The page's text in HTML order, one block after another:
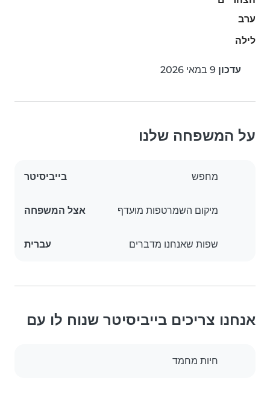
ערב
לילה
עדכון
על המשפחה שלנו
מחפש בייביסיטר
מיקום השמרטפות מועדף אצל המשפחה
שפות שאנחנו מדברים עברית
אנחנו צריכים בייביסיטר שנוח לו עם
חיות מחמד